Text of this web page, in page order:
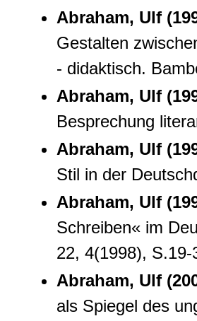
Abraham, Ulf
Gestalten
- didaktisch.
Abraham, Ulf
Besprechung
Abraham, Ulf
Stil in der
Abraham, Ulf
Schreiben« im
22, 4(1998), S.19-
Abraham, Ulf
als Spiegel des